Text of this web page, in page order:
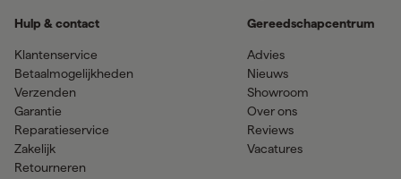
Hulp & contact
Klantenservice
Betaalmogelijkheden
Verzenden
Garantie
Reparatieservice
Zakelijk
Retourneren
Gereedschapcentrum
Advies
Nieuws
Showroom
Over ons
Reviews
Vacatures